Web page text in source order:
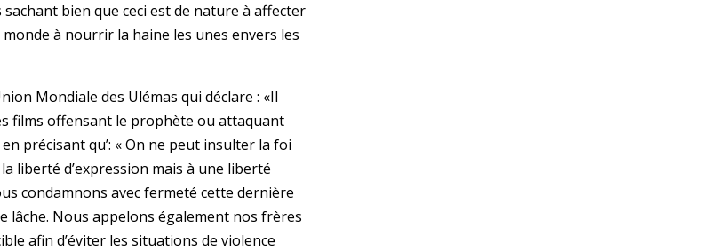
bien que ceci est de nature à affecter
à nourrir la haine les unes envers les
Mondiale des Ulémas qui déclare : «Il
films offensant le prophète ou attaquant
précisant qu’: « On ne peut insulter la foi
liberté d’expression mais à une liberté
condamnons avec fermeté cette dernière
Nous appelons également nos frères
afin d’éviter les situations de violence